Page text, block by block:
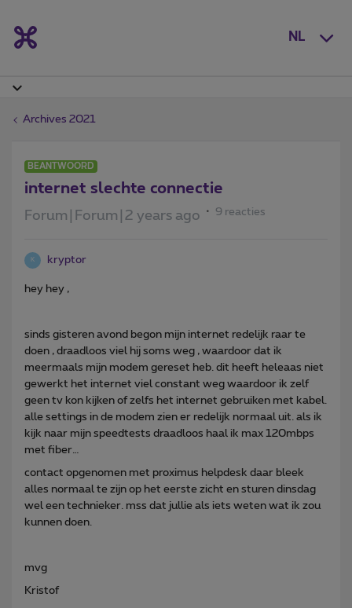
NL
Archives 2021
BEANTWOORD
internet slechte connectie
Forum|Forum|2 years ago 9 reacties
K kryptor
hey hey ,
sinds gisteren avond begon mijn internet redelijk raar te
doen , draadloos viel hij soms weg , waardoor dat ik
meermaals mijn modem gereset heb. dit heeft heleaas niet
gewerkt het internet viel constant weg waardoor ik zelf
geen tv kon kijken of zelfs het internet gebruiken met kabel.
alle settings in de modem zien er redelijk normaal uit. als ik
kijk naar mijn speedtests draadloos haal ik max 120mbps
met fiber…
contact opgenomen met proximus helpdesk daar bleek
alles normaal te zijn op het eerste zicht en sturen dinsdag
wel een technieker. mss dat jullie als iets weten wat ik zou
kunnen doen.
mvg
Kristof